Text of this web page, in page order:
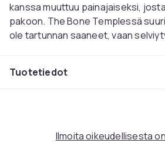
kanssa muuttuu painajaiseksi,
pakoon. The Bone Templessä
ole tartunnan saaneet, vaan
Alfie Williams
Tuotetiedot
Ilmoita oikeudellisesta